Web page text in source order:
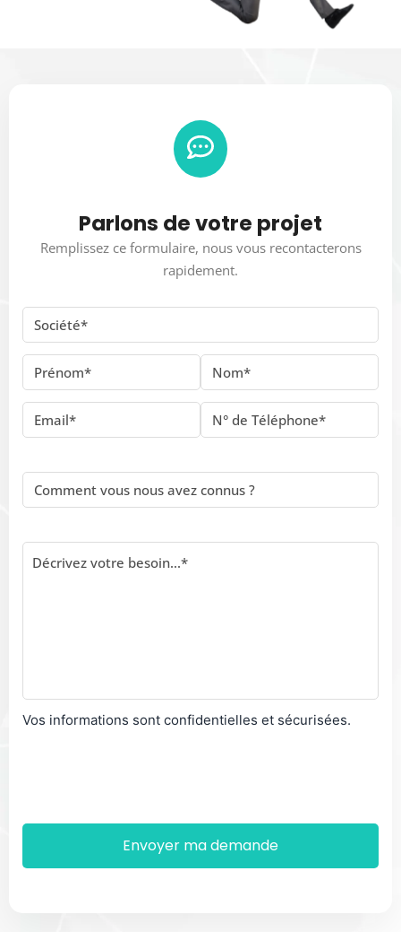
Parlons de votre projet
Remplissez ce formulaire, nous vous recontacterons
rapidement.
Vos informations sont confidentielles et sécurisées.